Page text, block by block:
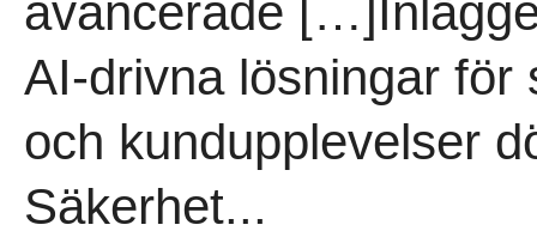
avancerade
AI-drivna lösningar för
och kundupplevelser
Säkerhet...